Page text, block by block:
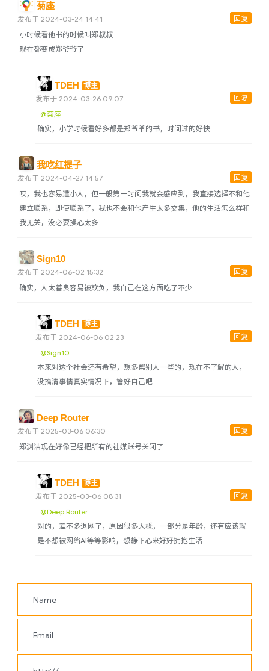
菊座
回复
发布于 2024-03-24 14:41
小时候看他书的时候叫郑叔叔
现在都变成郑爷爷了
TDEH 博主
回复
发布于 2024-03-26 09:07
@菊座
确实，小学时候看好多都是郑爷爷的书，时间过的好快
我吃红提子
回复
发布于 2024-04-27 14:57
哎，我也容易遭小人，但一般第一时间我就会感应到，我直接选择不和他
建立联系，即使联系了，我也不会和他产生太多交集，他的生活怎么样和
我无关，没必要操心太多
Sign10
回复
发布于 2024-06-02 15:32
确实，人太善良容易被欺负，我自己在这方面吃了不少
TDEH 博主
回复
发布于 2024-06-06 02:23
@Sign10
本来对这个社会还有希望，想多帮别人一些的，现在不了解的人，
没搞清事情真实情况下，管好自己吧
Deep Router
回复
发布于 2025-03-06 06:30
郑渊洁现在好像已经把所有的社媒账号关闭了
TDEH 博主
回复
发布于 2025-03-06 08:31
@Deep Router
对的，差不多退网了，原因很多大概，一部分是年龄，还有应该就
是不想被网络AI等等影响，想静下心来好好拥抱生活